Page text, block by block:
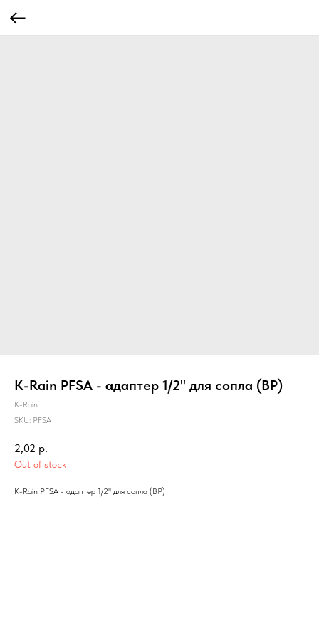
K-Rain PFSA - адаптер 1/2'' для сопла (ВР)
K-Rain
SKU: PFSA
2,02 р.
Out of stock
K-Rain PFSA - адаптер 1/2'' для сопла (ВР)